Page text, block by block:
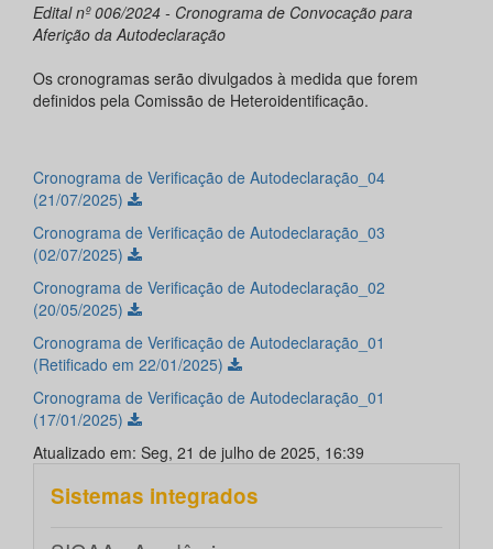
Edital nº 006/2024 - Cronograma de Convocação para
Aferição da Autodeclaração
Os cronogramas serão divulgados à medida que forem
definidos pela Comissão de Heteroidentificação.
Cronograma de Verificação de Autodeclaração_04
(21/07/2025)
Cronograma de Verificação de Autodeclaração_03
(02/07/2025)
Cronograma de Verificação de Autodeclaração_02
(20/05/2025)
Cronograma de Verificação de Autodeclaração_01
(Retificado em 22/01/2025)
Cronograma de Verificação de Autodeclaração_01
(17/01/2025)
Atualizado em: Seg, 21 de julho de 2025, 16:39
Sistemas integrados